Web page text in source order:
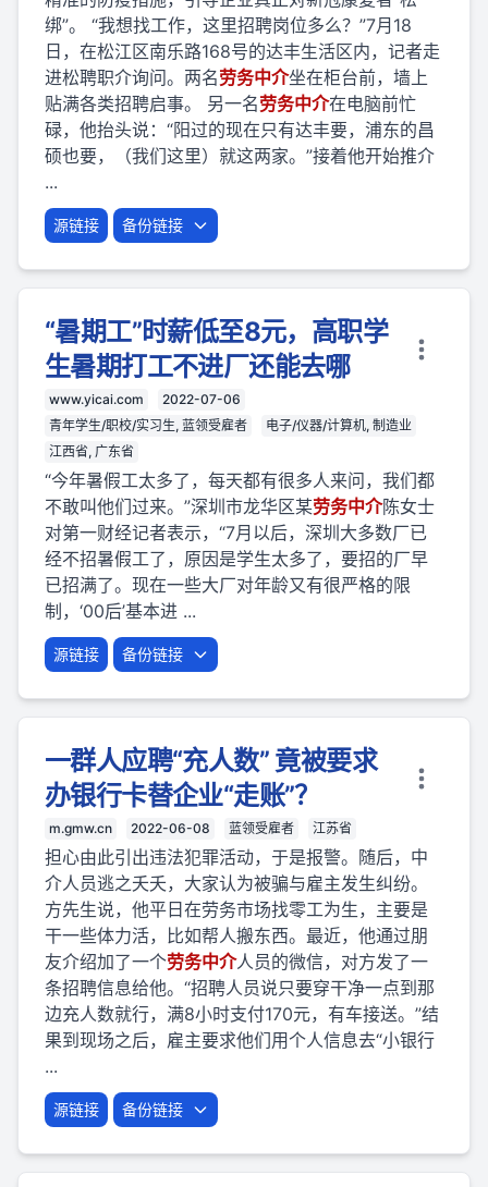
绑”。 “我想找工作，这里招聘岗位多么？”7月18
日，在松江区南乐路168号的达丰生活区内，记者走
进松聘职介询问。两名劳务中介坐在柜台前，墙上
贴满各类招聘启事。 另一名劳务中介在电脑前忙
碌，他抬头说：“阳过的现在只有达丰要，浦东的昌
硕也要，（我们这里）就这两家。”接着他开始推介
...
源链接 备份链接
“暑期工”时薪低至8元，高职学
生暑期打工不进厂还能去哪
www.yicai.com
2022-07-06
青年学生/职校/实习生, 蓝领受雇者
电子/仪器/计算机, 制造业
江西省, 广东省
“今年暑假工太多了，每天都有很多人来问，我们都
不敢叫他们过来。”深圳市龙华区某劳务中介陈女士
对第一财经记者表示，“7月以后，深圳大多数厂已
经不招暑假工了，原因是学生太多了，要招的厂早
已招满了。现在一些大厂对年龄又有很严格的限
制，‘00后’基本进 ...
源链接 备份链接
一群人应聘“充人数” 竟被要求
办银行卡替企业“走账”？
m.gmw.cn 2022-06-08 蓝领受雇者 江苏省
担心由此引出违法犯罪活动，于是报警。随后，中
介人员逃之夭夭，大家认为被骗与雇主发生纠纷。
方先生说，他平日在劳务市场找零工为生，主要是
干一些体力活，比如帮人搬东西。最近，他通过朋
友介绍加了一个劳务中介人员的微信，对方发了一
条招聘信息给他。“招聘人员说只要穿干净一点到那
边充人数就行，满8小时支付170元，有车接送。”结
果到现场之后，雇主要求他们用个人信息去“小银行
...
源链接 备份链接